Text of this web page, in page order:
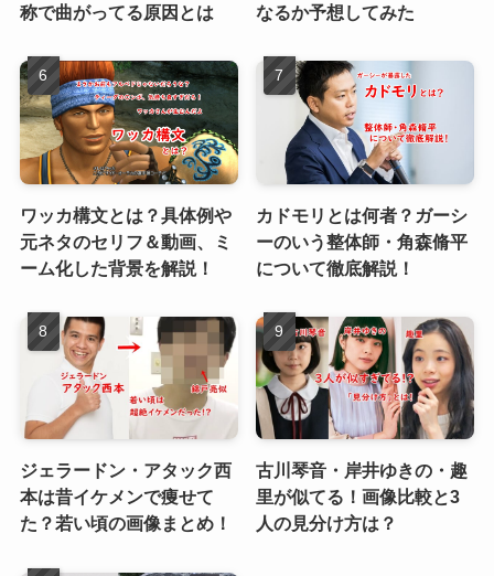
称で曲がってる原因とは なるか予想してみた
ワッカ構文とは？具体例や
元ネタのセリフ＆動画、ミ
ーム化した背景を解説！
カドモリとは何者？ガーシ
ーのいう整体師・角森脩平
について徹底解説！
ジェラードン・アタック西
本は昔イケメンで痩せて
た？若い頃の画像まとめ！
古川琴音・岸井ゆきの・趣
里が似てる！画像比較と3
人の見分け方は？